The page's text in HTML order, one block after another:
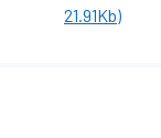
21.91Kb)